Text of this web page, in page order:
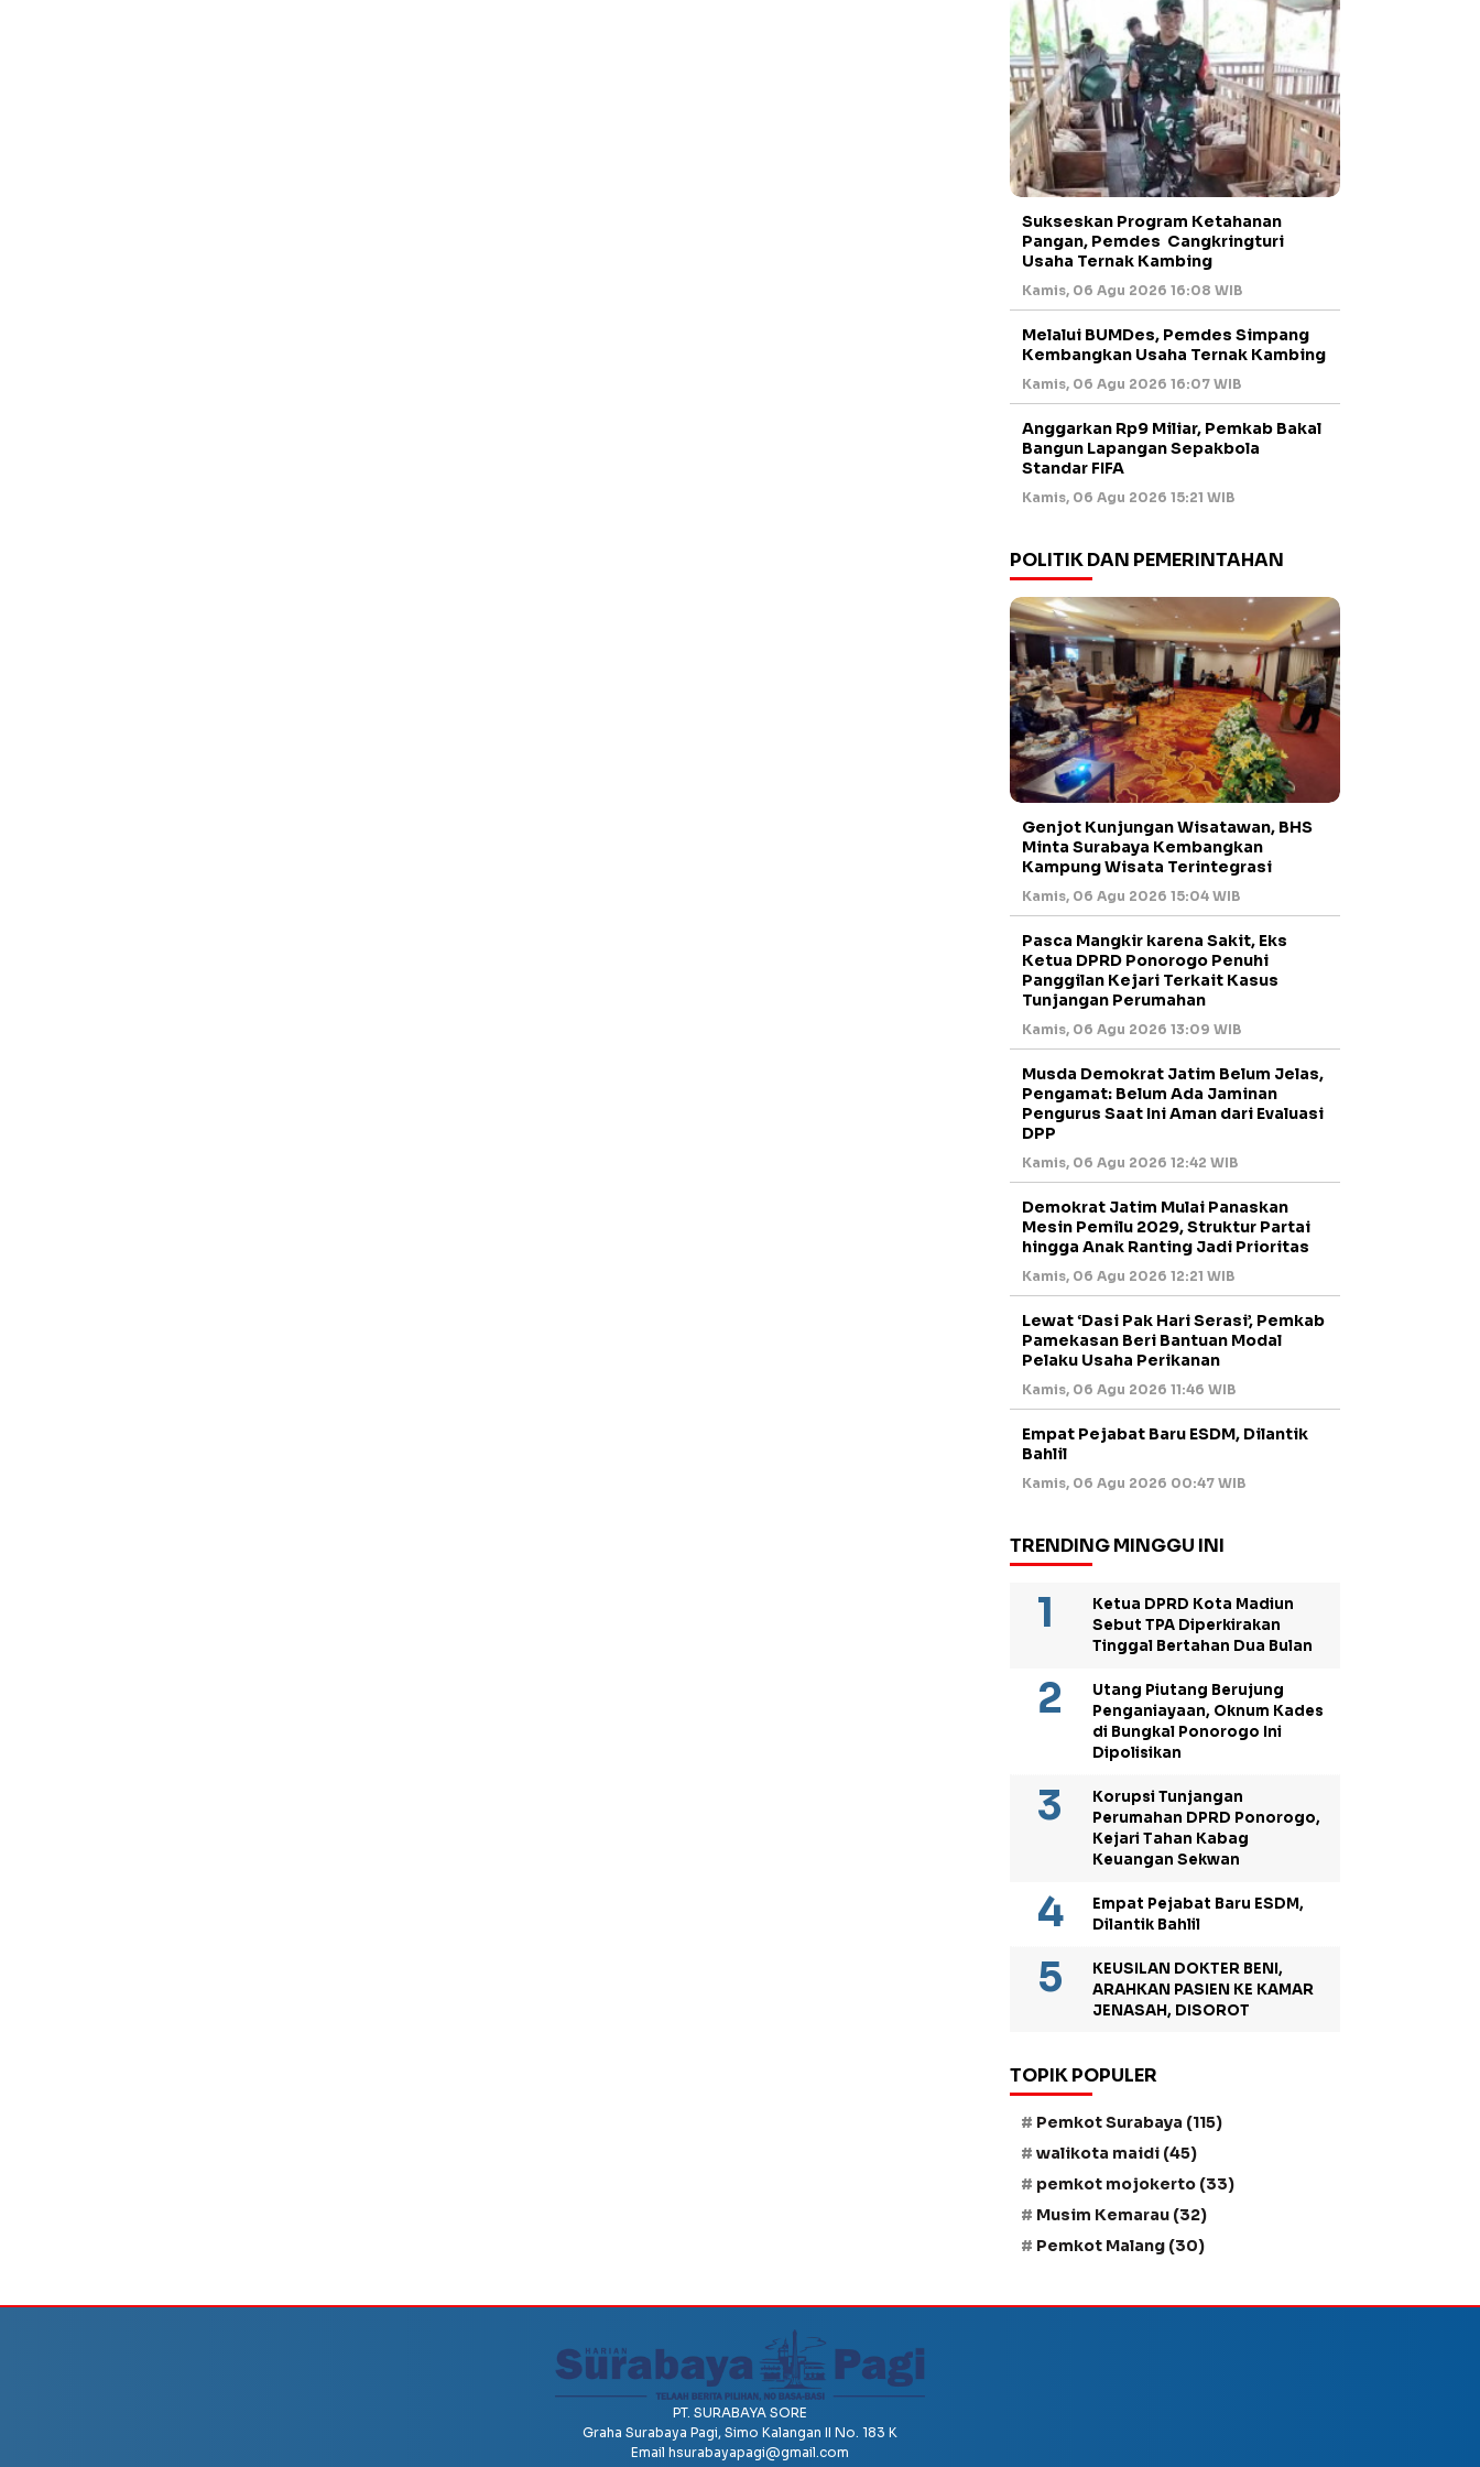
Sukseskan Program Ketahanan
Pangan, Pemdes Cangkringturi
Usaha Ternak Kambing
Kamis, 06 Agu 2026 16:08 WIB
Melalui BUMDes, Pemdes Simpang
Kembangkan Usaha Ternak Kambing
Kamis, 06 Agu 2026 16:07 WIB
Anggarkan Rp9 Miliar, Pemkab Bakal
Bangun Lapangan Sepakbola
Standar FIFA
Kamis, 06 Agu 2026 15:21 WIB
POLITIK DAN PEMERINTAHAN
Genjot Kunjungan Wisatawan, BHS
Minta Surabaya Kembangkan
Kampung Wisata Terintegrasi
Kamis, 06 Agu 2026 15:04 WIB
Pasca Mangkir karena Sakit, Eks
Ketua DPRD Ponorogo Penuhi
Panggilan Kejari Terkait Kasus
Tunjangan Perumahan
Kamis, 06 Agu 2026 13:09 WIB
Musda Demokrat Jatim Belum Jelas,
Pengamat: Belum Ada Jaminan
Pengurus Saat Ini Aman dari Evaluasi
DPP
Kamis, 06 Agu 2026 12:42 WIB
Demokrat Jatim Mulai Panaskan
Mesin Pemilu 2029, Struktur Partai
hingga Anak Ranting Jadi Prioritas
Kamis, 06 Agu 2026 12:21 WIB
Lewat ‘Dasi Pak Hari Serasi’, Pemkab
Pamekasan Beri Bantuan Modal
Pelaku Usaha Perikanan
Kamis, 06 Agu 2026 11:46 WIB
Empat Pejabat Baru ESDM, Dilantik
Bahlil
Kamis, 06 Agu 2026 00:47 WIB
TRENDING MINGGU INI
Ketua DPRD Kota Madiun
Sebut TPA Diperkirakan
Tinggal Bertahan Dua Bulan
Utang Piutang Berujung
Penganiayaan, Oknum Kades
di Bungkal Ponorogo Ini
Dipolisikan
Korupsi Tunjangan
Perumahan DPRD Ponorogo,
Kejari Tahan Kabag
Keuangan Sekwan
Empat Pejabat Baru ESDM,
Dilantik Bahlil
KEUSILAN DOKTER BENI,
ARAHKAN PASIEN KE KAMAR
JENASAH, DISOROT
TOPIK POPULER
Pemkot Surabaya (115)
walikota maidi (45)
pemkot mojokerto (33)
Musim Kemarau (32)
Pemkot Malang (30)
PT. SURABAYA SORE
Graha Surabaya Pagi, Simo Kalangan II No. 183 K
Email hsurabayapagi@gmail.com